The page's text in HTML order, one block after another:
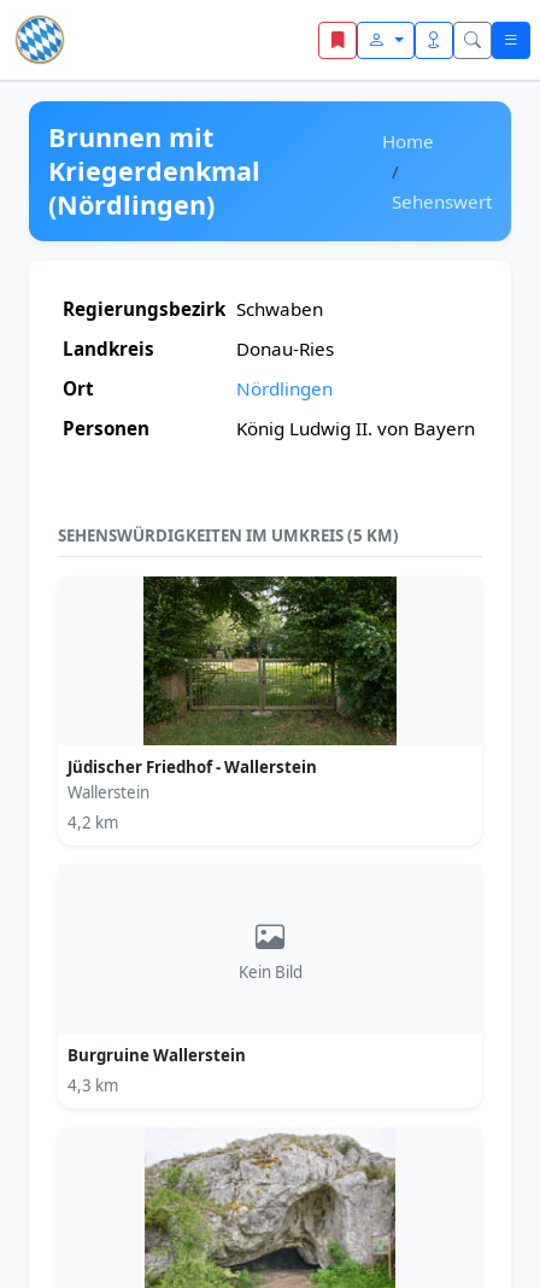
Zum Inhalt springen
Brunnen mit
Kriegerdenkmal
(Nördlingen)
Home
Sehenswert
Regierungsbezirk Schwaben
Landkreis
Donau-Ries
Ort
Nördlingen
Personen
König Ludwig II. von Bayern
SEHENSWÜRDIGKEITEN IM UMKREIS (5 KM)
Jüdischer Friedhof - Wallerstein
Wallerstein
4,2 km
Kein Bild
Burgruine Wallerstein
4,3 km